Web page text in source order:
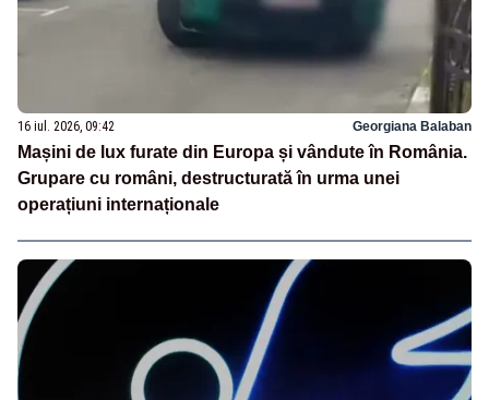
16 iul. 2026, 09:42 Georgiana Balaban
Mașini de lux furate din Europa și vândute în România.
Grupare cu români, destructurată în urma unei
operațiuni internaționale